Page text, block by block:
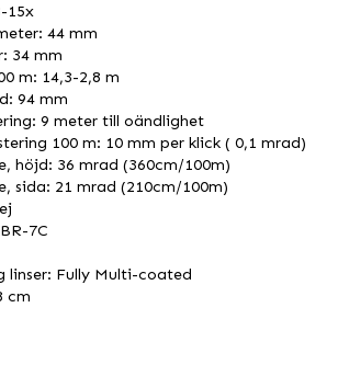
15x
44 mm
34 mm
m: 14,3-2,8 m
94 mm
9 meter till oändlighet
100 m: 10 mm per klick ( 0,1 mrad)
höjd: 36 mrad (360cm/100m)
sida: 21 mrad (210cm/100m)
7C
linser: Fully Multi-coated
cm